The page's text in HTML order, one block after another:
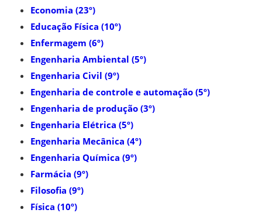
Economia (23º)
Educação Física (10º)
Enfermagem (6º)
Engenharia Ambiental (5º)
Engenharia Civil (9º)
Engenharia de controle e automação (5º)
Engenharia de produção (3º)
Engenharia Elétrica (5º)
Engenharia Mecânica (4º)
Engenharia Química (9º)
Farmácia (9º)
Filosofia (9º)
Física (10º)